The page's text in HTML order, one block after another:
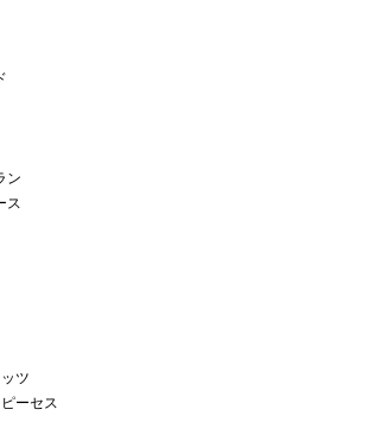
ン
ス
ツ
ーセス